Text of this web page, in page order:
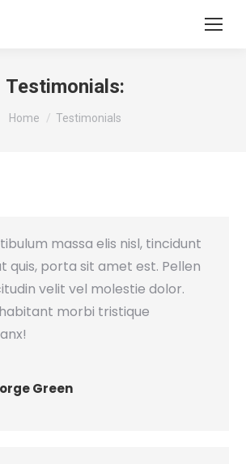
Testimonials:
You are here:
Home Testimonials
massa elis nisl, tincidunt
quis, porta sit amet est. Pellen
velit vel molestie dolor.
morbi tristique
Green